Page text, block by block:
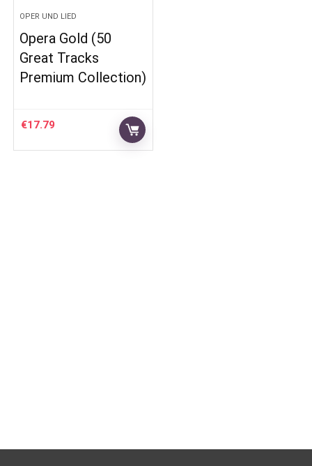
OPER UND LIED
Opera Gold (50
Great Tracks
Premium Collection)
€17.79